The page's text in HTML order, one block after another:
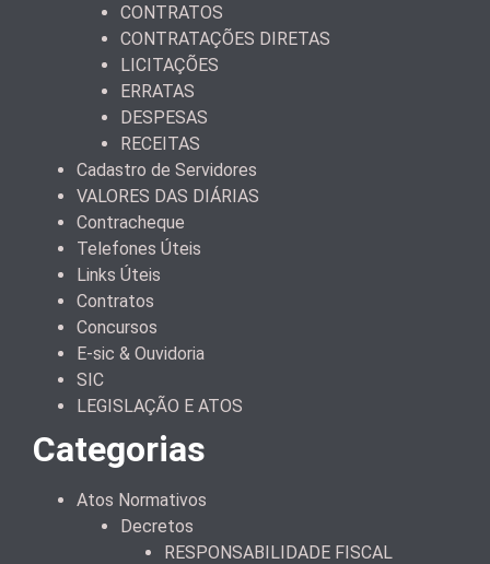
CONTRATOS
CONTRATAÇÕES DIRETAS
LICITAÇÕES
ERRATAS
DESPESAS
RECEITAS
Cadastro de Servidores
VALORES DAS DIÁRIAS
Contracheque
Telefones Úteis
Links Úteis
Contratos
Concursos
E-sic & Ouvidoria
SIC
LEGISLAÇÃO E ATOS
Categorias
Atos Normativos
Decretos
RESPONSABILIDADE FISCAL